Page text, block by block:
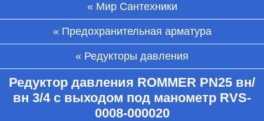
Мир Сантехники
Предохранительная арматура
Редукторы давления
Редуктор давления ROMMER PN25 вн/
вн 3/4 с выходом под манометр RVS-
0008-000020